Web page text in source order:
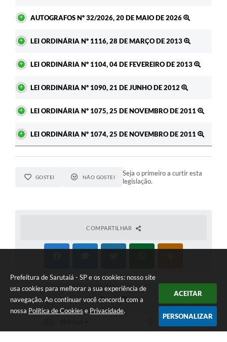
Prefeitura de Sarutaiá - SP e os cookies: nosso site
usa cookies para melhorar a sua experiência de
navegação. Ao continuar você concorda com a
nossa Política de Cookies e Privacidade.
ACEITAR
PERSONALIZAR
AUTOGRAFOS Nº 32/2026, 20 DE MAIO DE 2026
LEI ORDINÁRIA Nº 1116, 28 DE MARÇO DE 2013
LEI ORDINÁRIA Nº 1104, 04 DE FEVEREIRO DE 2013
LEI ORDINÁRIA Nº 1090, 21 DE JUNHO DE 2012
LEI ORDINÁRIA Nº 1075, 25 DE NOVEMBRO DE 2011
LEI ORDINÁRIA Nº 1074, 25 DE NOVEMBRO DE 2011
GOSTEI NÃO GOSTEI
Seja o primeiro a curtir esta
legislação.
COMPARTILHAR